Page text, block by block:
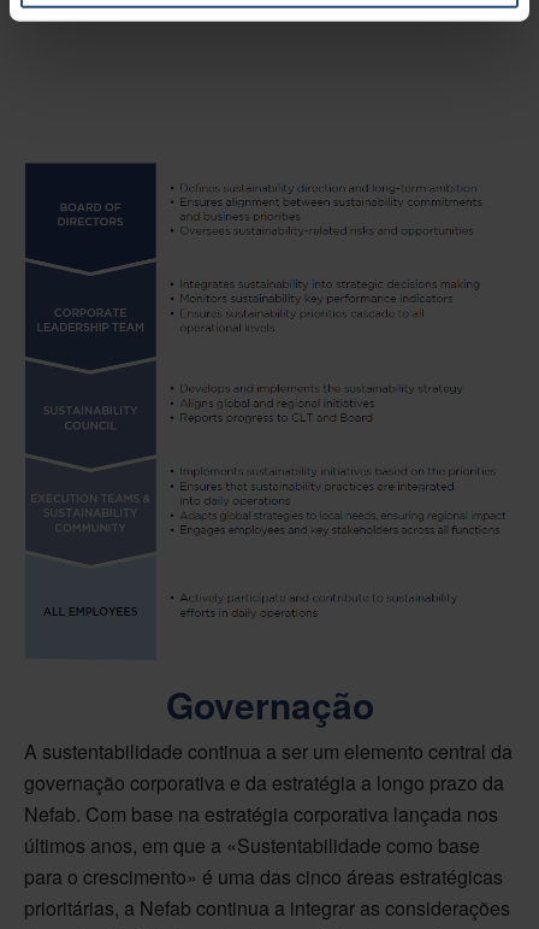
Governação
A sustentabilidade continua a ser um elemento central da
governação corporativa e da estratégia a longo prazo da
Nefab. Com base na estratégia corporativa lançada nos
últimos anos, em que a «Sustentabilidade como base
para o crescimento» é uma das cinco áreas estratégicas
prioritárias, a Nefab continua a integrar as considerações